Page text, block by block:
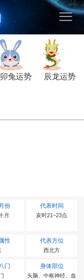
卯兔运势 辰龙运势
份
月
代表时间
亥时21~23点
性 代表方位
西北方
门 身体部位
头脑、中枢神经、血